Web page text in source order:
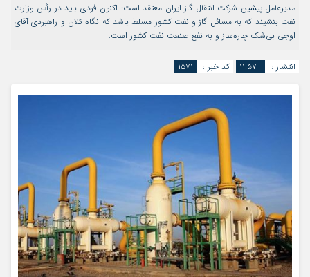
مرا به خاطر بسپار
مدیرعامل پیشین شرکت انتقال گاز ایران معتقد است: اکنون فردی باید در رأس وزارت
نفت بنشیند که به مسائل گاز و نفت کشور مسلط باشد که نگاه کلان و راهبردی آقای
اوجی بی‌شک چاره‌ساز و به نفع صنعت نفت کشور است.
انتشار : - ۱۱:۵۷ کد خبر : ۱۵۷۱